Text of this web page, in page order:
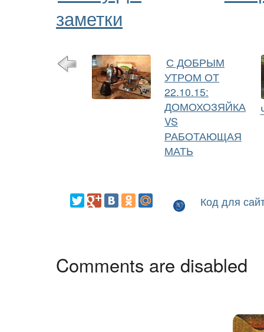
заметки
С ДОБРЫМ
УТРОМ ОТ
22.10.15:
ДОМОХОЗЯЙКА
VS
РАБОТАЮЩАЯ
МАТЬ
Код для
Comments are disabled